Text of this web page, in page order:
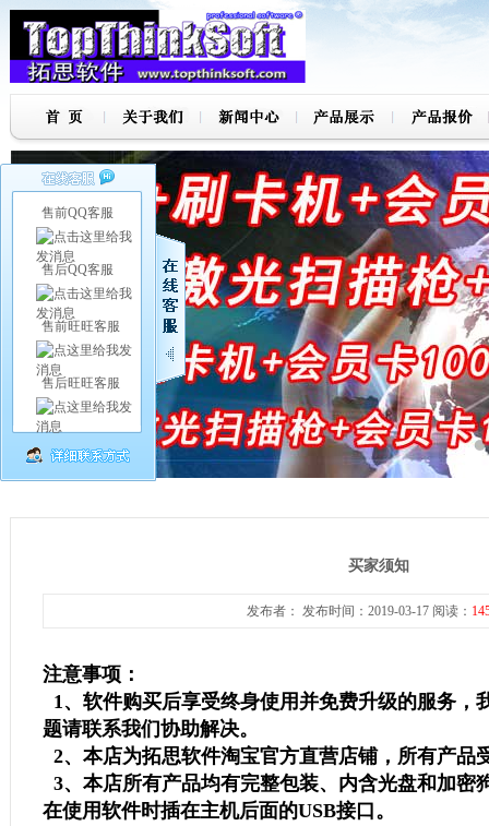
买家须知
发布者： 发布时间：2019-03-17 阅读：
注意事项：
1、软件购买后享受终身使用并免费升级的服务，
题请联系我们协助解决。
2、本店为拓思软件淘宝官方直营店铺，所有产品
3、本店所有产品均有完整包装、内含光盘和加密
在使用软件时插在主机后面的USB接口。
售前QQ客服
售后QQ客服
售前旺旺客服
售后旺旺客服